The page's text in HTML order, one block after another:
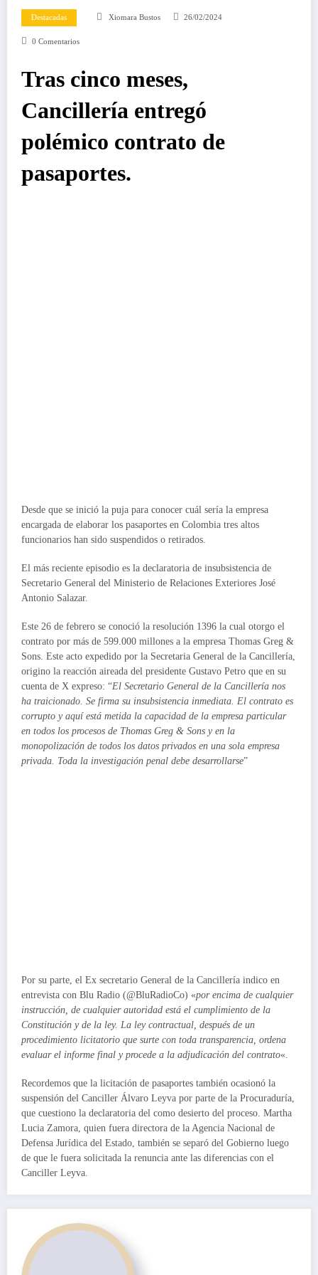
Destacadas Xiomara Bustos 26/02/2024
0 Comentarios
Tras cinco meses,
Cancillería entregó
polémico contrato de
pasaportes.
Desde que se inició la puja para conocer cuál sería la empresa
encargada de elaborar los pasaportes en Colombia tres altos
funcionarios han sido suspendidos o retirados.
El más reciente episodio es la declaratoria de insubsistencia de
Secretario General del Ministerio de Relaciones Exteriores José
Antonio Salazar.
Este 26 de febrero se conoció la resolución 1396 la cual otorgo el
contrato por más de 599.000 millones a la empresa Thomas Greg &
Sons. Este acto expedido por la Secretaria General de la Cancillería,
origino la reacción aireada del presidente Gustavo Petro que en su
cuenta de X expreso: “El Secretario General de la Cancillería nos
ha traicionado. Se firma su insubsistencia inmediata. El contrato es
corrupto y aquí está metida la capacidad de la empresa particular
en todos los procesos de Thomas Greg & Sons y en la
monopolización de todos los datos privados en una sola empresa
privada. Toda la investigación penal debe desarrollarse”
Por su parte, el Ex secretario General de la Cancillería indico en
entrevista con Blu Radio (@BluRadioCo) «por encima de cualquier
instrucción, de cualquier autoridad está el cumplimiento de la
Constitución y de la ley. La ley contractual, después de un
procedimiento licitatorio que surte con toda transparencia, ordena
evaluar el informe final y procede a la adjudicación del contrato«.
Recordemos que la licitación de pasaportes también ocasionó la
suspensión del Canciller Álvaro Leyva por parte de la Procuraduría,
que cuestiono la declaratoria del como desierto del proceso. Martha
Lucia Zamora, quien fuera directora de la Agencia Nacional de
Defensa Jurídica del Estado, también se separó del Gobierno luego
de que le fuera solicitada la renuncia ante las diferencias con el
Canciller Leyva.